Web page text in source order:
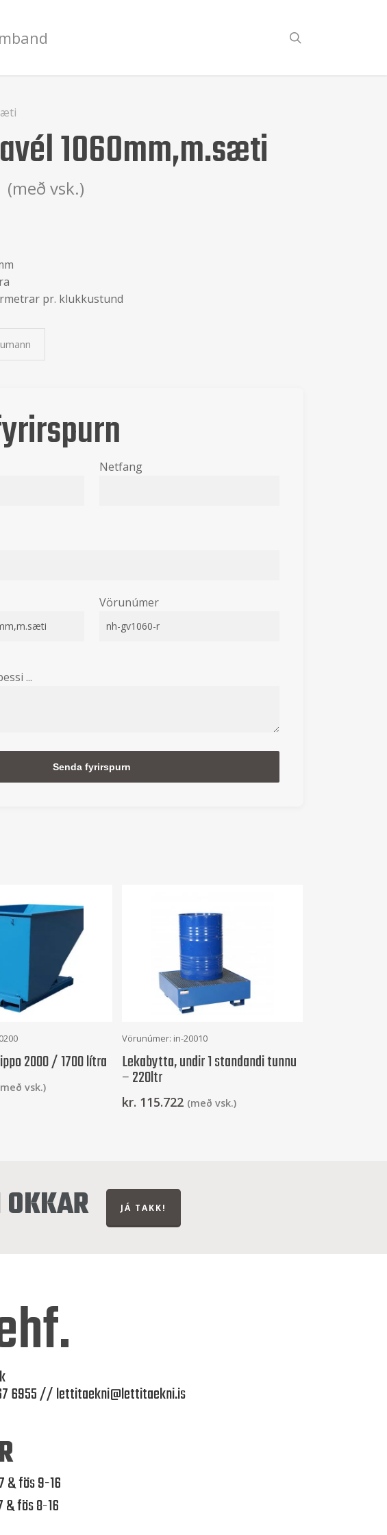
1060mm,m.sæti
(með vsk.)
pr. klukkustund
Netfang
Vörunúmer
...
Setja Í Körfu
2000 / 1700 lítra
vsk.)
Setja Í Körfu
Vörunúmer: in-20010
Lekabytta, undir 1 standandi tunnu
– 220ltr
kr. 115.722 (með vsk.)
JÁ TAKK!
6955 //lettitaekni@lettitaekni.is
& fös 9-16
& fös 8-16